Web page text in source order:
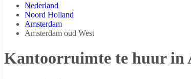
Nederland
Noord Holland
Amsterdam
Amsterdam oud West
Kantoorruimte te huur in